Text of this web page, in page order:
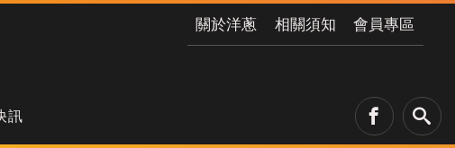
關於洋蔥 相關須知 會員專區
訊